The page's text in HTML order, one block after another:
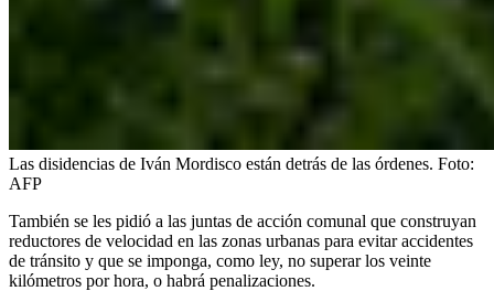
Las disidencias de Iván Mordisco están detrás de las órdenes. Foto:
AFP
También se les pidió a las juntas de acción comunal que construyan
reductores de velocidad en las zonas urbanas para evitar accidentes
de tránsito y que se imponga, como ley, no superar los veinte
kilómetros por hora, o habrá penalizaciones.